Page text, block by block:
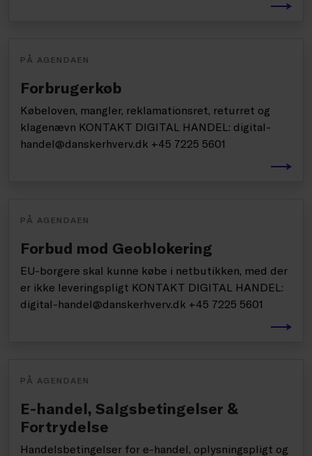
PÅ AGENDAEN
Forbrugerkøb
Købeloven, mangler, reklamationsret, returret og
klagenævn KONTAKT DIGITAL HANDEL: digital-
handel@danskerhverv.dk +45 7225 5601
PÅ AGENDAEN
Forbud mod Geoblokering
EU-borgere skal kunne købe i netbutikken, med der
er ikke leveringspligt KONTAKT DIGITAL HANDEL:
digital-handel@danskerhverv.dk +45 7225 5601
PÅ AGENDAEN
E-handel, Salgsbetingelser &
Fortrydelse
Handelsbetingelser for e-handel, oplysningspligt og